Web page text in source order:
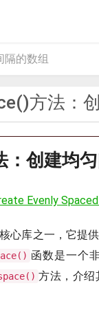
隔的数组
方法：
：创建均
Evenly
心库之一，它提
函数是一个
方法，介绍